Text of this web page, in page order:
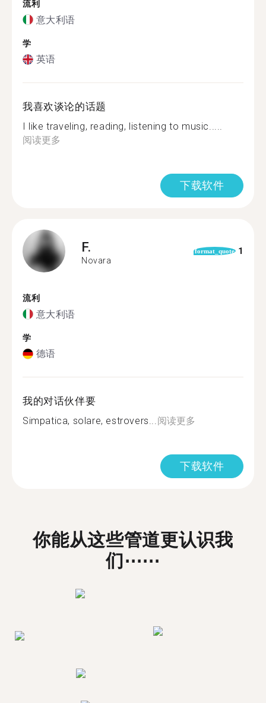
流利
意大利语
学
英语
我喜欢谈论的话题
I like traveling, reading, listening to music.....
阅读更多
下载软件
F.
Novara
format_quote 1
流利
意大利语
学
德语
我的对话伙伴要
Simpatica, solare, estrovers...阅读更多
下载软件
你能从这些管道更认识我
们⋯⋯